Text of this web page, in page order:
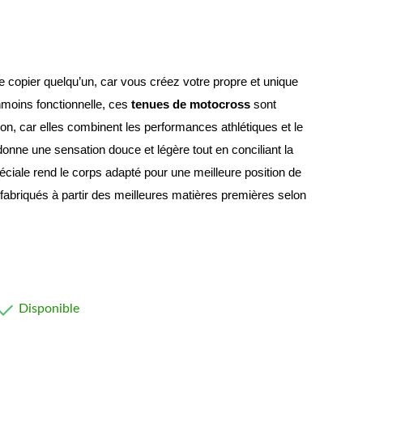
fonctionnelle, ces tenues de motocross sont
car elles combinent les performances athlétiques et le
une sensation douce et légère tout en conciliant la
rend le corps adapté pour une meilleure position de
à partir des meilleures matières premières selon
Disponible